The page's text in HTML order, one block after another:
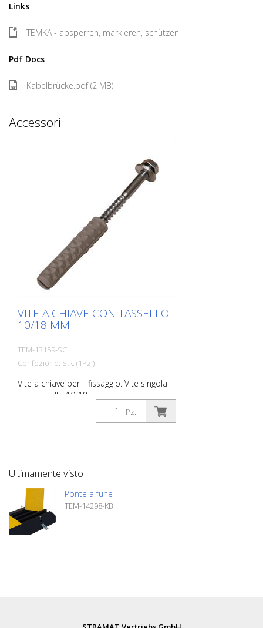
Links
TEMKA - absperren, markieren, schützen
Pdf Docs
Kabelbrücke.pdf (2 MB)
Accessori
VITE A CHIAVE CON TASSELLO
10/18 MM
TEM-13159-SC
Confezione: Stk. (1Pz.)
Vite a chiave per il fissaggio. Vite singola
con tassello 10/18 mm
Pz.
Ultimamente visto
Ponte a fune
TEM-14298-KB